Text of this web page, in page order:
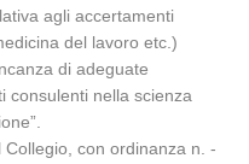
agli accertamenti
del lavoro etc.)
di adeguate
consulenti nella scienza
con ordinanza n. -